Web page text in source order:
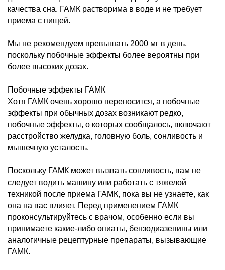
качества сна. ГАМК растворима в воде и не требует
приема с пищей.
Мы не рекомендуем превышать 2000 мг в день,
поскольку побочные эффекты более вероятны при
более высоких дозах.
Побочные эффекты ГАМК
Хотя ГАМК очень хорошо переносится, а побочные
эффекты при обычных дозах возникают редко,
побочные эффекты, о которых сообщалось, включают
расстройство желудка, головную боль, сонливость и
мышечную усталость.
Поскольку ГАМК может вызвать сонливость, вам не
следует водить машину или работать с тяжелой
техникой после приема ГАМК, пока вы не узнаете, как
она на вас влияет. Перед применением ГАМК
проконсультируйтесь с врачом, особенно если вы
принимаете какие-либо опиаты, бензодиазепины или
аналогичные рецептурные препараты, вызывающие
ГАМК.